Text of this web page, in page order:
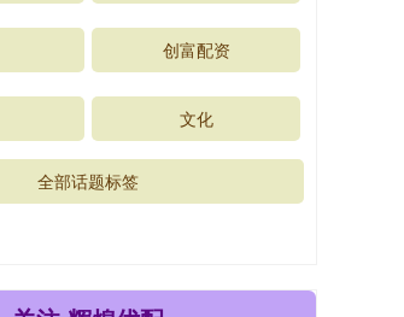
创富配资
文化
全部话题标签